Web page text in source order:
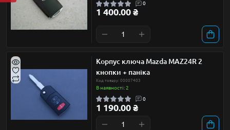
0
1 400.00 ₴
Корпус ключа Mazda MAZ24R 2
кнопки + паніка
Код товару: 00007403
В наявності: 2
0
1 190.00 ₴